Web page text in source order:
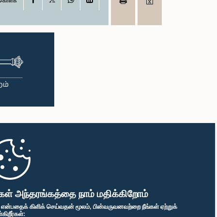
அந்தரங்கத்தை நாம் மதிக்கிறோம்
என்பதைக் கிளிக் செய்வதன் மூலம், பின்வருவனவற்றை நீங்கள் ஏற்றுக்